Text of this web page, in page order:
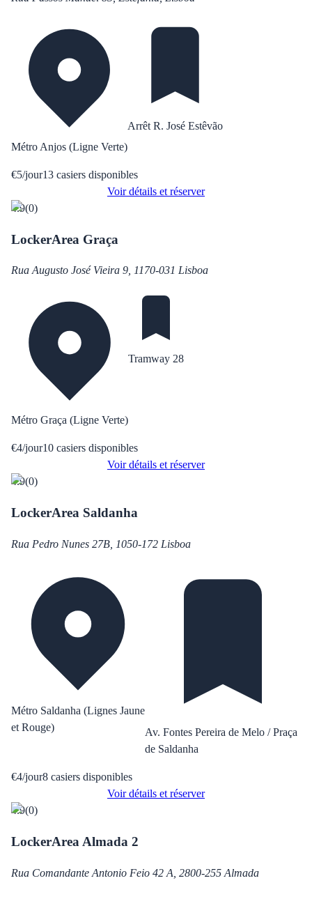
Métro Anjos (Ligne Verte)
Arrêt R. José Estêvão
€5/jour13 casiers disponibles
Voir détails et réserver
4.9(0)
LockerArea Graça
Rua Augusto José Vieira 9, 1170-031 Lisboa
Métro Graça (Ligne Verte)
Tramway 28
€4/jour10 casiers disponibles
Voir détails et réserver
4.9(0)
LockerArea Saldanha
Rua Pedro Nunes 27B, 1050-172 Lisboa
Métro Saldanha (Lignes Jaune
et Rouge)
Av. Fontes Pereira de Melo / Praça
de Saldanha
€4/jour8 casiers disponibles
Voir détails et réserver
4.9(0)
LockerArea Almada 2
Rua Comandante Antonio Feio 42 A, 2800-255 Almada